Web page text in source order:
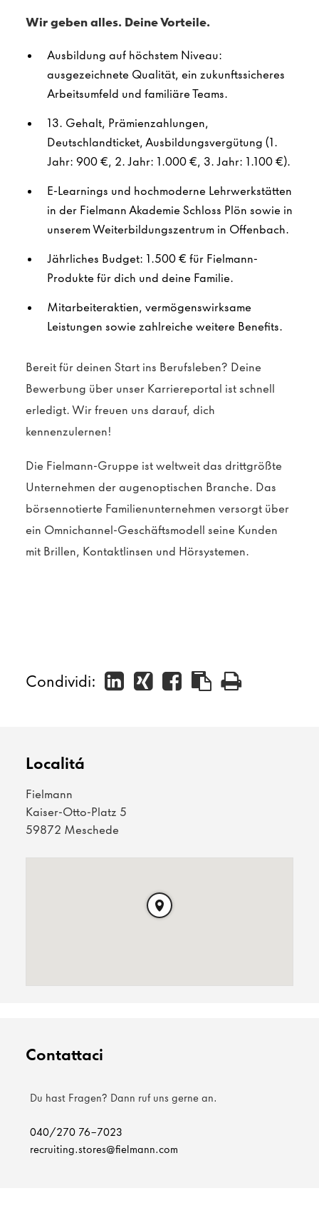
Wir geben alles. Deine Vorteile.
Ausbildung auf höchstem Niveau:
ausgezeichnete Qualität, ein zukunftssicheres
Arbeitsumfeld und familiäre Teams.
13. Gehalt, Prämienzahlungen,
Deutschlandticket, Ausbildungsvergütung (1.
Jahr: 900 €, 2. Jahr: 1.000 €, 3. Jahr: 1.100 €).
E-Learnings und hochmoderne Lehrwerkstätten
in der Fielmann Akademie Schloss Plön sowie in
unserem Weiterbildungszentrum in Offenbach.
Jährliches Budget: 1.500 € für Fielmann-
Produkte für dich und deine Familie.
Mitarbeiteraktien, vermögenswirksame
Leistungen sowie zahlreiche weitere Benefits.
Bereit für deinen Start ins Berufsleben? Deine
Bewerbung über unser Karriereportal ist schnell
erledigt. Wir freuen uns darauf, dich
kennenzulernen!
Die Fielmann-Gruppe ist weltweit das drittgrößte
Unternehmen der augenoptischen Branche. Das
börsennotierte Familienunternehmen versorgt über
ein Omnichannel-Geschäftsmodell seine Kunden
mit Brillen, Kontaktlinsen und Hörsystemen.
Condividi:
Localitá
Fielmann
Kaiser-Otto-Platz 5
59872 Meschede
Contattaci
Du hast Fragen? Dann ruf uns gerne an.
040/270 76-7023
recruiting.stores@fielmann.com